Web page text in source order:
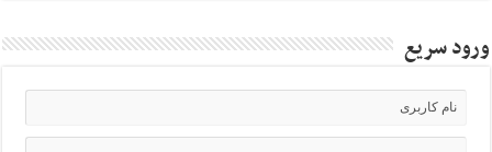
ورود سریع